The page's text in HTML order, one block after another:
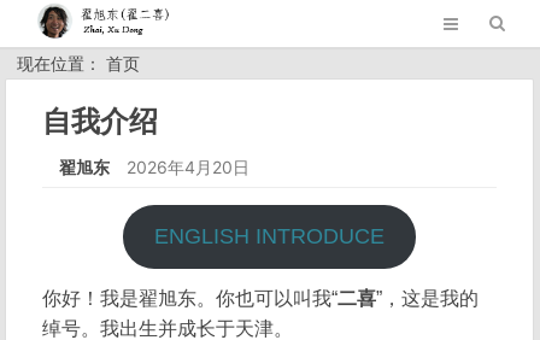
现在位置： 首页
自我介绍
翟旭东 2026年4月20日
ENGLISH INTRODUCE
你好！我是翟旭东。你也可以叫我“二喜”，这是我的
绰号。我出生并成长于天津。